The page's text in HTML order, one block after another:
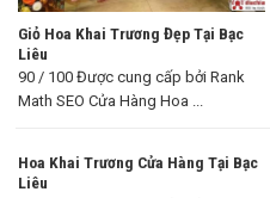
Giỏ Hoa Khai Trương Đẹp Tại Bạc
Liêu
90 / 100 Được cung cấp bởi Rank
Math SEO Cửa Hàng Hoa ...
Hoa Khai Trương Cửa Hàng Tại Bạc
Liêu